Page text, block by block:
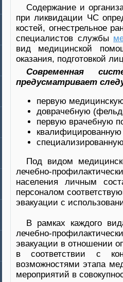
Содержание и
при ликвидации ЧС
костей, огнестрельное
специалистов службы
вид медицинской
оказания, подготовкой
Современная
предусматривает
первую
доврачебную
первую врачебную
Под видом
лечебно-
населения личным
персоналом
эвакуации с
В рамках каждого
лечебно-
эвакуации в отношении
в соответствии с
возможностями этапа
мероприятий в